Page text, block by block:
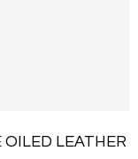
LEATHER